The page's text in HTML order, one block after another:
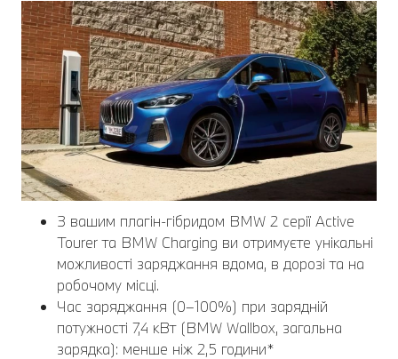
З вашим плагін-гібридом BMW 2 серії Active
Tourer та BMW Charging ви отримуєте унікальні
можливості заряджання вдома, в дорозі та на
робочому місці.
Час заряджання (0–100%) при зарядній
потужності 7,4 кВт (BMW Wallbox, загальна
зарядка): менше ніж 2,5 години*